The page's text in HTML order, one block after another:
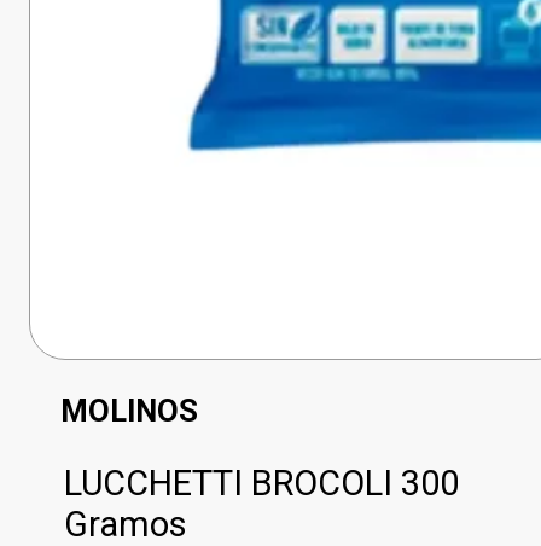
MOLINOS
LUCCHETTI BROCOLI 300
Gramos